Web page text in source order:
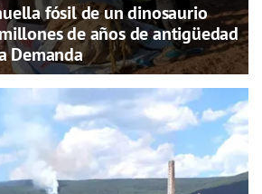
fósil de un dinosaurio
de años de antigüedad
Demanda